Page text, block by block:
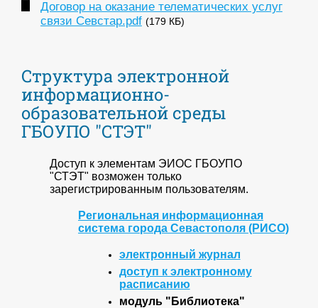
Договор на оказание телематических услуг
связи Севстар.pdf (179 КБ)
Структура электронной
информационно-
образовательной среды
ГБОУПО "СТЭТ"
Доступ к элементам ЭИОС ГБОУПО
"СТЭТ" возможен только
зарегистрированным пользователям.
Региональная информационная
система города Севастополя (РИСО)
электронный журнал
доступ к электронному
расписанию
модуль "Библиотека"